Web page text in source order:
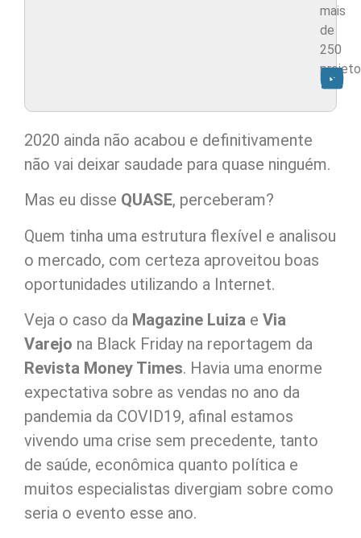
mais
de
250
2020 ainda não acabou e definitivamente
não vai deixar saudade para quase ninguém.
Mas eu disse QUASE, perceberam?
Quem tinha uma estrutura flexível e analisou
o mercado, com certeza aproveitou boas
oportunidades utilizando a Internet.
Veja o caso da Magazine Luiza e Via
Varejo na Black Friday na reportagem da
Revista Money Times. Havia uma enorme
expectativa sobre as vendas no ano da
pandemia da COVID19, afinal estamos
vivendo uma crise sem precedente, tanto
de saúde, econômica quanto política e
muitos especialistas divergiam sobre como
seria o evento esse ano.